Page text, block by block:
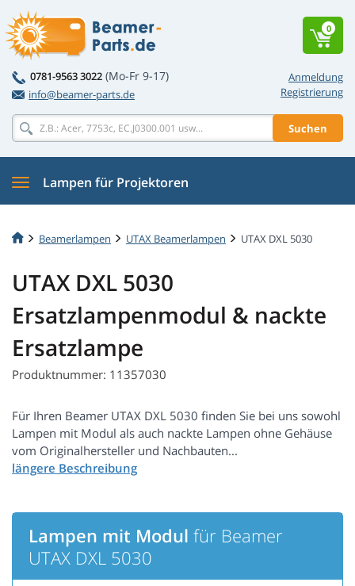
Anmeldung
Registrierung
0781-9563 3022 (Mo-Fr 9-17)
info@beamer-parts.de
Suchen
0
Lampen für Projektoren
Beamerlampen UTAX Beamerlampen UTAX DXL 5030
UTAX DXL 5030
Ersatzlampenmodul & nackte
Ersatzlampe
Produktnummer: 11357030
Für Ihren Beamer UTAX DXL 5030 finden Sie bei uns sowohl
Lampen mit Modul als auch nackte Lampen ohne Gehäuse
vom Originalhersteller und Nachbauten...
Lampen mit Modul für Beamer
UTAX DXL 5030